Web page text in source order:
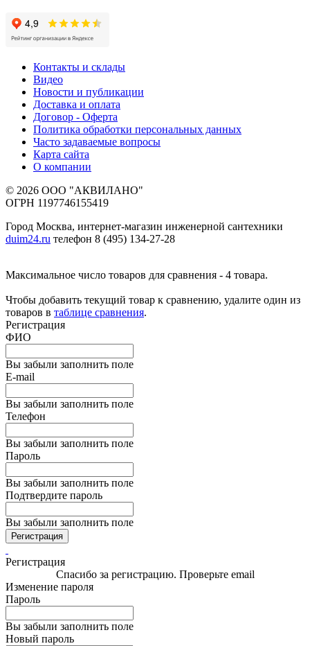
Контакты и склады
Видео
Новости и публикации
Доставка и оплата
Договор - Оферта
Политика обработки персональных данных
Часто задаваемые вопросы
Карта сайта
О компании
© 2026 ООО "АКВИЛАНО"
ОГРН 1197746155419
Город Москва, интернет-магазин инженерной сантехники
duim24.ru телефон 8 (495) 134-27-28
Максимальное число товаров для сравнения - 4 товара.
Чтобы добавить текущий товар к сравнению, удалите один из
товаров в таблице сравнения.
Регистрация
ФИО
Вы забыли заполнить поле
E-mail
Вы забыли заполнить поле
Телефон
Вы забыли заполнить поле
Пароль
Вы забыли заполнить поле
Подтвердите пароль
Вы забыли заполнить поле
Регистрация
Регистрация
Спасибо за регистрацию. Проверьте email
Изменение пароля
Пароль
Вы забыли заполнить поле
Новый пароль